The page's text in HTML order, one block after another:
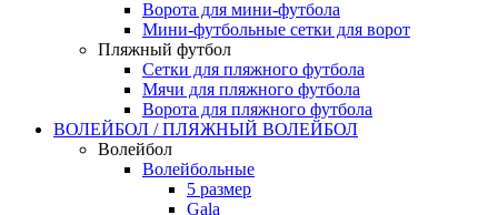
Ворота для мини-футбола
Мини-футбольные сетки для ворот
Пляжный футбол
Сетки для пляжного футбола
Мячи для пляжного футбола
Ворота для пляжного футбола
ВОЛЕЙБОЛ / ПЛЯЖНЫЙ ВОЛЕЙБОЛ
Волейбол
Волейбольные
5 размер
Gala